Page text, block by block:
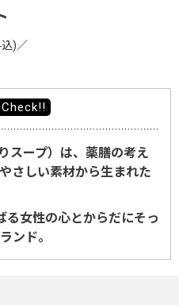
)／
スープ）は、薬膳の考え
さしい素材から生まれた
女性の心とからだにそっ
ンド。